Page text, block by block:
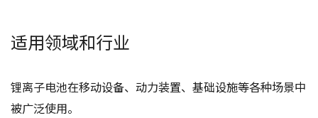
适用领域和行业
锂离子电池在移动设备、动力装置、基础设施等各种场景中
被广泛使用。